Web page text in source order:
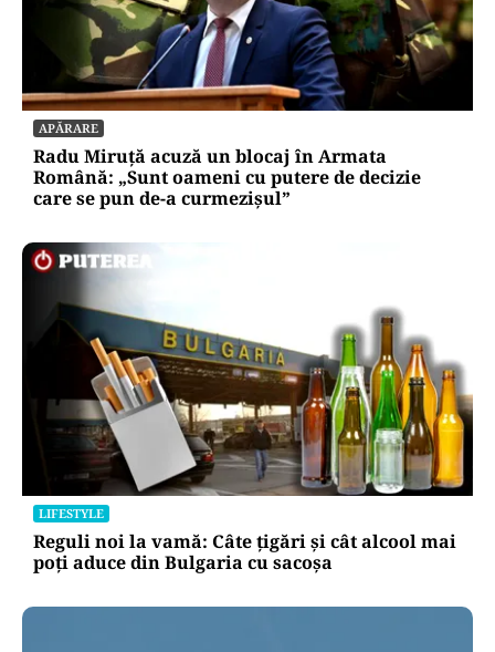
APĂRARE
Radu Miruță acuză un blocaj în Armata
Română: „Sunt oameni cu putere de decizie
care se pun de-a curmezișul”
LIFESTYLE
Reguli noi la vamă: Câte țigări și cât alcool mai
poți aduce din Bulgaria cu sacoșa